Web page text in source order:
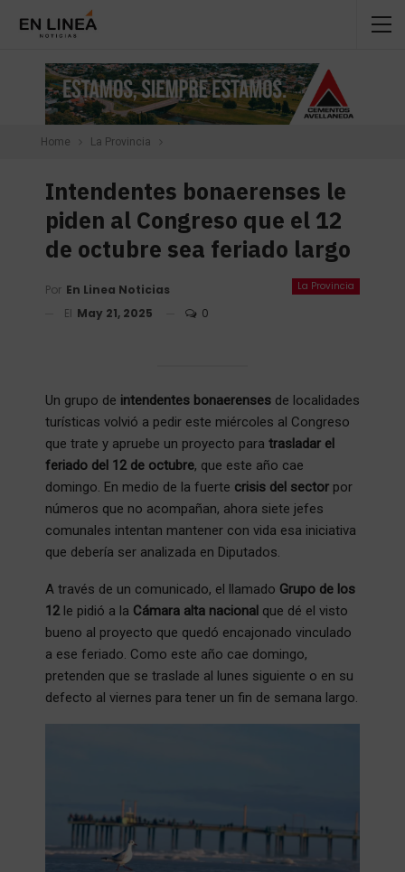
Home La Provincia
Intendentes bonaerenses le
piden al Congreso que el 12
de octubre sea feriado largo
La Provincia
Por En Linea Noticias
El May 21, 2025 0
Un grupo de intendentes bonaerenses de localidades
turísticas volvió a pedir este miércoles al Congreso
que trate y apruebe un proyecto para trasladar el
feriado del 12 de octubre, que este año cae
domingo. En medio de la fuerte crisis del sector por
números que no acompañan, ahora siete jefes
comunales intentan mantener con vida esa iniciativa
que debería ser analizada en Diputados.
A través de un comunicado, el llamado Grupo de los
12le pidió a la Cámara alta nacional que dé el visto
bueno al proyecto que quedó encajonado vinculado
a ese feriado. Como este año cae domingo,
pretenden que se traslade al lunes siguiente o en su
defecto al viernes para tener un fin de semana largo.